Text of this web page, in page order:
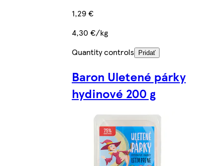
1,29 €
4,30 €/kg
Quantity controls
Pridať
Baron Uletené párky
hydinové 200 g